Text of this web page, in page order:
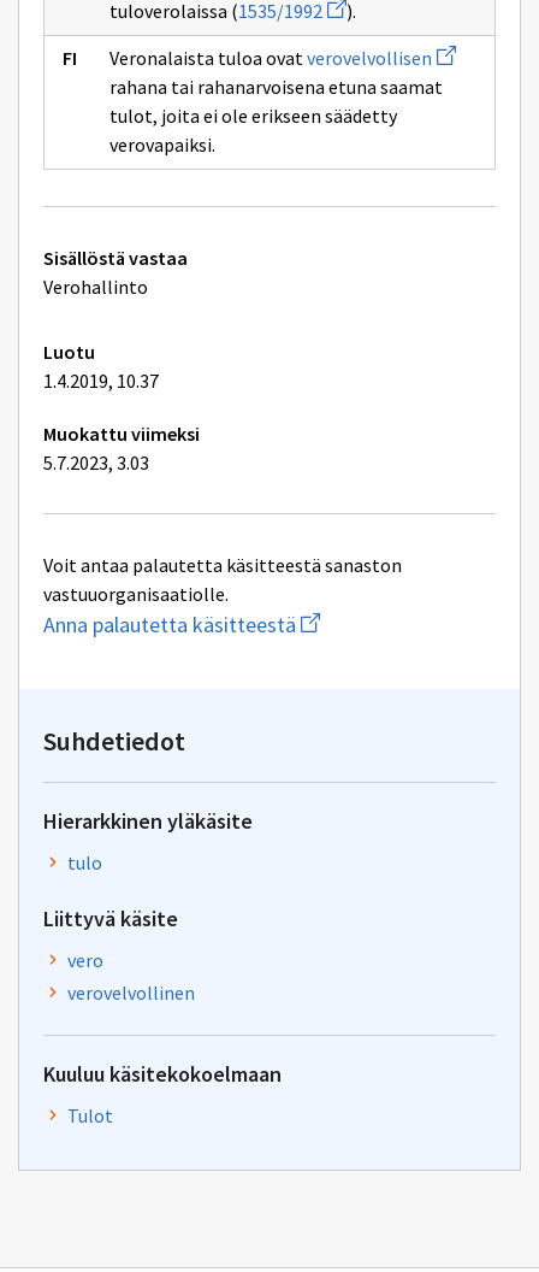
Tulot
tuloverolaissa (1535/1992 Avaa
uuden
ikkunan
sivulle
1535/1992
).
Veronalaista tuloa ovatverovelvollisen Avaa
uuden
ikkunan
rahana tai rahanarvoisena etuna saamat
tulot, joita ei ole erikseen säädetty
verovapaiksi.
Tekniset
lisätiedot
Sisällöstä vastaa
Verohallinto
Luotu
1.4.2019, 10.37
Muokattu viimeksi
5.7.2023, 3.03
Voit antaa palautetta käsitteestä sanaston
vastuuorganisaatiolle.
Anna palautetta käsitteestä Aloita
uuden
Suhdetiedot
Hierarkkinen yläkäsite
tulo
Liittyvä käsite
vero
verovelvollinen
Kuuluu käsitekokoelmaan
Tulot